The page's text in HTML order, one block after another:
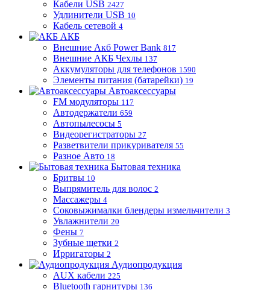
Кабели USB 2427
Удлинители USB 10
Кабель сетевой 4
АКБ
Внешние Акб Power Bank 817
Внешние АКБ Чехлы 137
Аккумуляторы для телефонов 1590
Элементы питания (батарейки) 19
Автоаксессуары
FM модуляторы 117
Автодержатели 659
Автопылесосы 5
Видеорегистраторы 27
Разветвители прикуривателя 55
Разное Авто 18
Бытовая техника
Бритвы 10
Выпрямитель для волос 2
Массажеры 4
Соковыжималки блендеры измельчители 3
Увлажнители 20
Фены 7
Зубные щетки 2
Ирригаторы 2
Аудиопродукция
AUX кабели 225
Bluetooth гарнитуры 136